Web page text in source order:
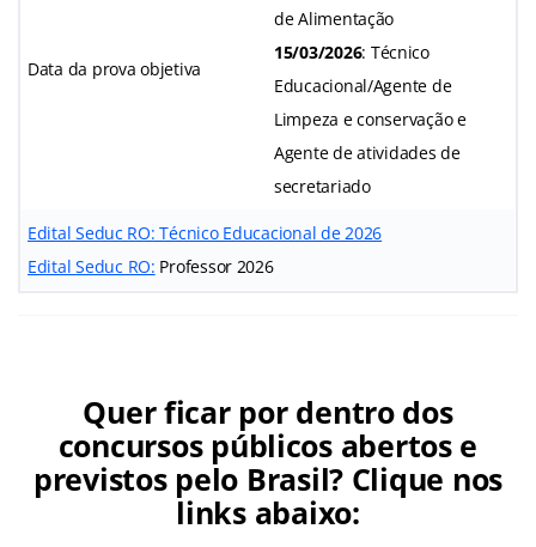
Data da prova objetiva
de Alimentação
15/03/2026: Técnico
Educacional/Agente de
Limpeza e conservação e
Agente de atividades de
secretariado
Edital Seduc RO: Técnico Educacional de 2026
EditalSeduc RO: Professor 2026
Quer ficar por dentro dos
concursos públicos abertos e
previstos pelo Brasil? Clique nos
links abaixo: